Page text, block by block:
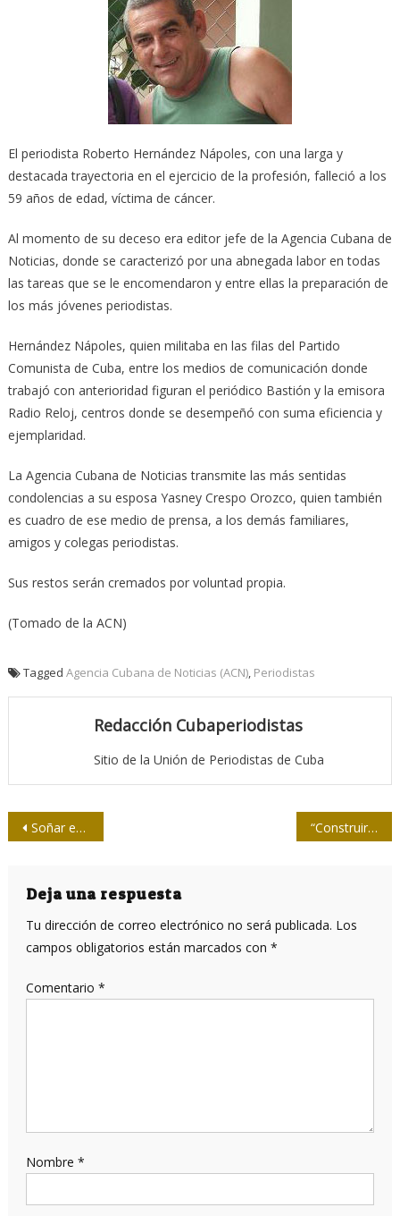
El periodista Roberto Hernández Nápoles, con una larga y
destacada trayectoria en el ejercicio de la profesión, falleció a los
59 años de edad, víctima de cáncer.
Al momento de su deceso era editor jefe de la Agencia Cubana de
Noticias, donde se caracterizó por una abnegada labor en todas
las tareas que se le encomendaron y entre ellas la preparación de
los más jóvenes periodistas.
Hernández Nápoles, quien militaba en las filas del Partido
Comunista de Cuba, entre los medios de comunicación donde
trabajó con anterioridad figuran el periódico Bastión y la emisora
Radio Reloj, centros donde se desempeñó con suma eficiencia y
ejemplaridad.
La Agencia Cubana de Noticias transmite las más sentidas
condolencias a su esposa Yasney Crespo Orozco, quien también
es cuadro de ese medio de prensa, a los demás familiares,
amigos y colegas periodistas.
Sus restos serán cremados por voluntad propia.
(Tomado de la ACN)
Tagged Agencia Cubana de Noticias (ACN), Periodistas
Redacción Cubaperiodistas
Sitio de la Unión de Periodistas de Cuba
Navegación
entradas
Soñar en grande “Construir una arquitectura desde los sentimientos y las emociones”
Deja una respuesta
Tu dirección de correo electrónico no será publicada. Los
campos obligatorios están marcados con *
Comentario *
Nombre *